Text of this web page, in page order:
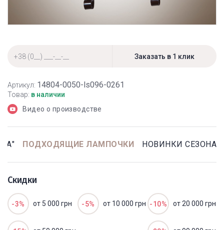
Артикул: 14804-0050-ls096-0261
Товар: в наличии
Видео о производстве
ПОДХОДЯЩИЕ ЛАМПОЧКИ НОВИНКИ СЕЗОНА
Скидки
-3% от 5 000 грн -5% от 10 000 грн -10% от 20 000 грн